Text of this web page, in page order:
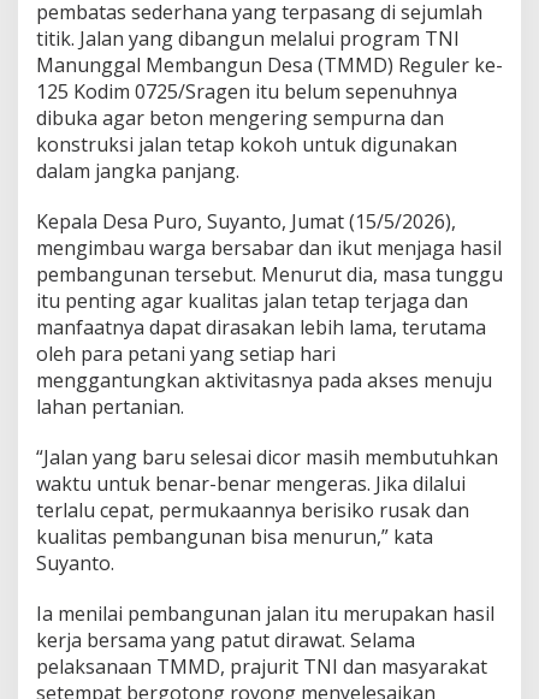
t
a
M
e
n
j
a
g
a
l
a
n
P
e
r
s
h
a
n
a
T
e
t
a
pembatas sederhana yang terpasang di sejumlah
titik. Jalan yang dibangun melalui program TNI
Manunggal Membangun Desa (TMMD) Reguler ke-
125 Kodim 0725/Sragen itu belum sepenuhnya
dibuka agar beton mengering sempurna dan
konstruksi jalan tetap kokoh untuk digunakan
dalam jangka panjang.
Kepala Desa Puro, Suyanto, Jumat (15/5/2026),
mengimbau warga bersabar dan ikut menjaga hasil
pembangunan tersebut. Menurut dia, masa tunggu
itu penting agar kualitas jalan tetap terjaga dan
manfaatnya dapat dirasakan lebih lama, terutama
oleh para petani yang setiap hari
menggantungkan aktivitasnya pada akses menuju
lahan pertanian.
“Jalan yang baru selesai dicor masih membutuhkan
waktu untuk benar-benar mengeras. Jika dilalui
terlalu cepat, permukaannya berisiko rusak dan
kualitas pembangunan bisa menurun,” kata
Suyanto.
Ia menilai pembangunan jalan itu merupakan hasil
kerja bersama yang patut dirawat. Selama
pelaksanaan TMMD, prajurit TNI dan masyarakat
setempat bergotong royong menyelesaikan